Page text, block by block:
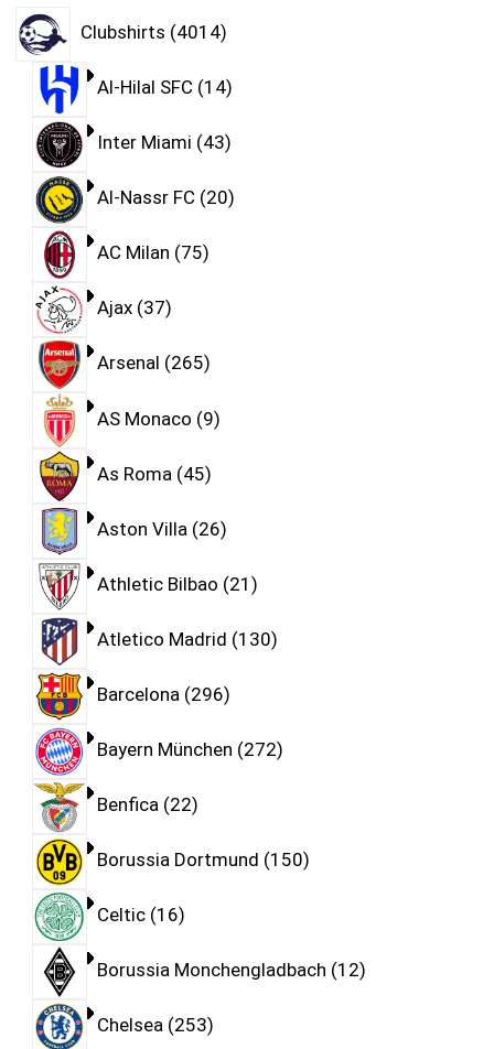
Clubshirts 4014
Al-Hilal SFC 14
Inter Miami 43
Al-Nassr FC 20
AC Milan 75
Ajax 37
Arsenal 265
AS Monaco 9
As Roma 45
Aston Villa 26
Athletic Bilbao 21
Atletico Madrid 130
Barcelona 296
Bayern München 272
Benfica 22
Borussia Dortmund 150
Celtic 16
Borussia Monchengladbach 12
Chelsea 253